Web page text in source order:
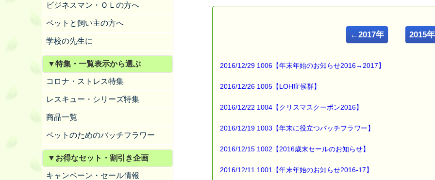
ビジネスマン・ＯＬの方へ
ペットと飼い主の方へ
学校の先生に
▼特集・一覧表示から選ぶ
コロナ・ストレス特集
レスキュー・シリーズ特集
商品一覧
ペットのためのバッチフラワー
▼お得なセット・割引き企画
キャンペーン・セール情報
こんにちは！
ルコ＠千葉るみこ （主婦、二児の母） でございます。
【ウォーキングでガン予防】
ウォーキングなどの
高血圧や糖尿病といった
よく知られていると思いますが、
←2017年 2015
2016/12/29 1006【年末年始のお知らせ2016→2017】
2016/12/26 1005【LOH症候群】
2016/12/22 1004【クリスマスクーポン2016】
2016/12/19 1003【年末に役立つバッチフラワー】
2016/12/15 1002【2016歳末セールのお知らせ】
2016/12/11 1001【年末年始のお知らせ2016-17】